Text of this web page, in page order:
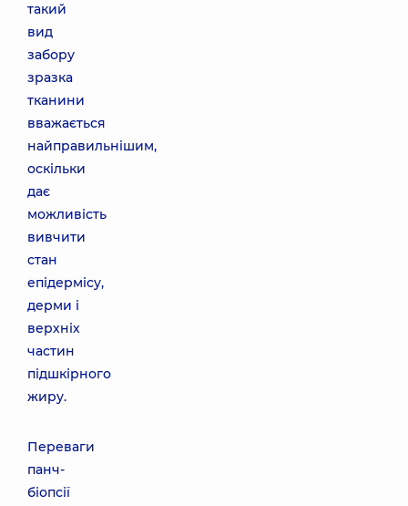
такий
вид
забору
зразка
тканини
вважається
найправильнішим,
оскільки
дає
можливість
вивчити
стан
епідермісу,
дерми і
верхніх
частин
підшкірного
жиру.
Переваги
панч-
біопсії